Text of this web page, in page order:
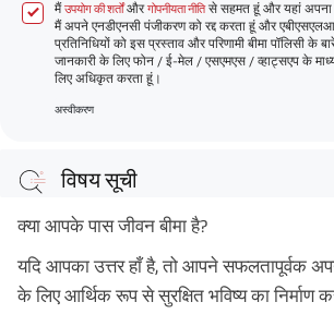
मैंउपयोग की शर्तोंऔरगोपनीयता नीतिसे सहमत हूं और यहां अपना
मैं अपने एनडीएनसी पंजीकरण को रद्द करता हूं और
प्रतिनिधियों को इस प्रस्ताव और परिणामी बीमा पॉलिसी के
जानकारी के लिए फोन / ई-मेल / एसएमएस / व्हाट्सएप के
लिए अधिकृत करता हूं।
अस्वीकरण
विषय सूची
क्या आपके पास जीवन बीमा है?
यदि आपका उत्तर हाँ है, तो आपने सफलतापूर्वक
के लिए आर्थिक रूप से सुरक्षित भविष्य का निर्माण